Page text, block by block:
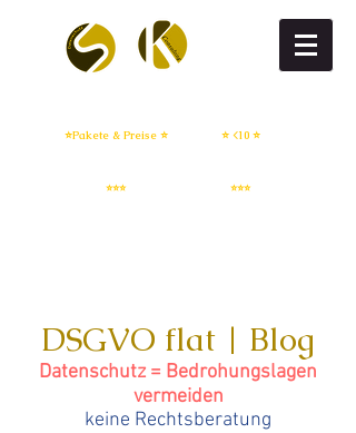
⭐Pakete & Preise ⭐ ⭐ <10 ⭐
⭐⭐⭐ ⭐⭐⭐
DSGVO flat | Blog
Datenschutz = Bedrohungslagen
vermeiden
keine Rechtsberatung